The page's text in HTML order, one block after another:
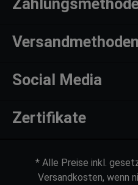
Versandmethoden
Social Media
Zertifikate
* Alle Preise inkl.
Versandkosten, wenn